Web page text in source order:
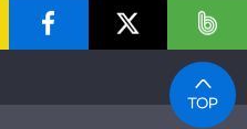
TOP